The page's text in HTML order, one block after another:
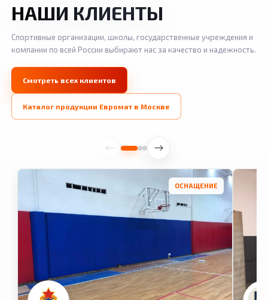
НАШИ КЛИЕНТЫ
Спортивные организации, школы, государственные учреждения и
компании по всей России выбирают нас за качество и надежность.
Смотреть всех клиентов
Каталог продукции Евромат в Москве
ОСНАЩЕНИЕ